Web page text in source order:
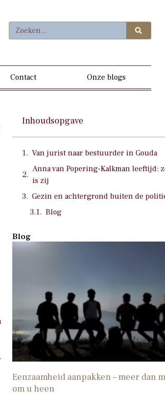
Contact Onze blogs
Inhoudsopgave
Van jurist naar bestuurder in Gouda
Anna van Popering-Kalkman leeftijd:
is zij
Gezin en achtergrond buiten de
Blog
Blog
Eenzaamheid aanpakken – meer dan
om u heen